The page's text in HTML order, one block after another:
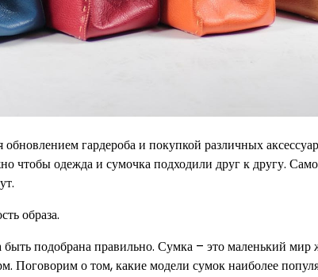
обновлением гардероба и покупкой различных
чтобы одежда и сумочка подходили друг к другу.
образа.
быть подобрана правильно. Сумка – это маленький
Поговорим о том, какие модели сумок наиболее